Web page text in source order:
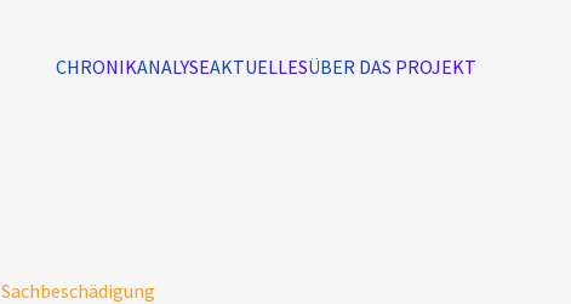
CHRONIKANALYSEAKTUELLESÜBER DAS PROJEKT
Sachbeschädigung